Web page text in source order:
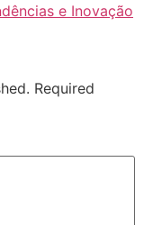
e Inovação
Required